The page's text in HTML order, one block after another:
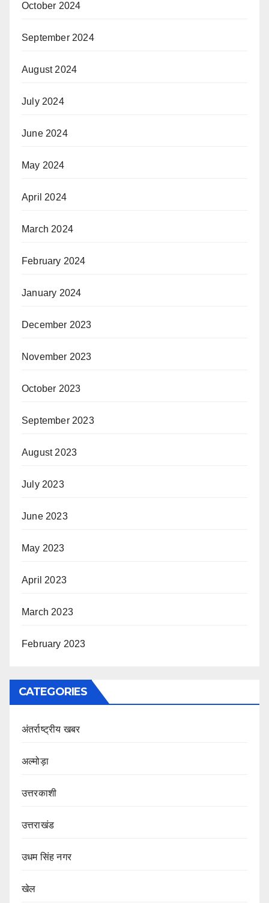
October 2024
September 2024
August 2024
July 2024
June 2024
May 2024
April 2024
March 2024
February 2024
January 2024
December 2023
November 2023
October 2023
September 2023
August 2023
July 2023
June 2023
May 2023
April 2023
March 2023
February 2023
CATEGORIES
अंतर्राष्ट्रीय खबर
अल्मोड़ा
उत्तरकाशी
उत्तराखंड
उधम सिंह नगर
खेल